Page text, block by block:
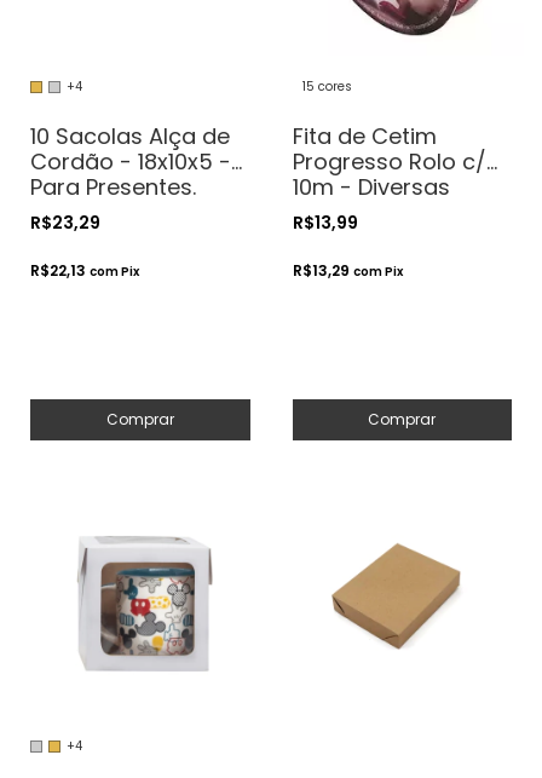
+4
10 Sacolas Alça de
Cordão - 18x10x5 -
Para Presentes.
Cosméticos ou
Artesanatos
R$23,29
R$22,13 comPix
Comprar
15 cores
Fita de Cetim
Progresso Rolo c/
10m - Diversas
Estampas
R$13,99
R$13,29 comPix
Comprar
+4